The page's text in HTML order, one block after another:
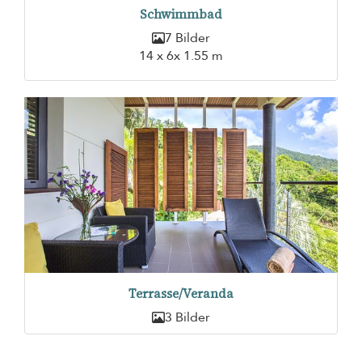
Schwimmbad
7 Bilder
14 x 6x 1.55 m
Terrasse/Veranda
3 Bilder